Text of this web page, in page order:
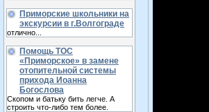
Приморские школьники на
экскурсии в г.Волгограде
отлично...
Помощь ТОС
«Приморское» в замене
отопительной системы
прихода Иоанна
Богослова
Скопом и батьку бить легче. А
строить что-либо тем более.